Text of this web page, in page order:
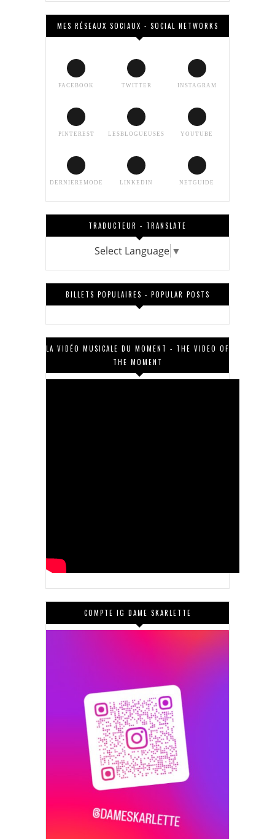
MES RÉSEAUX SOCIAUX - SOCIAL NETWORKS
FACEBOOK TWITTER INSTAGRAM
PINTEREST LESBLOGUEUSES YOUTUBE
DERNIEREMODE LINKEDIN NETGUIDE
TRADUCTEUR - TRANSLATE
Select Language ▼
BILLETS POPULAIRES - POPULAR POSTS
LA VIDÉO MUSICALE DU MOMENT - THE VIDEO OF
THE MOMENT
COMPTE IG DAME SKARLETTE